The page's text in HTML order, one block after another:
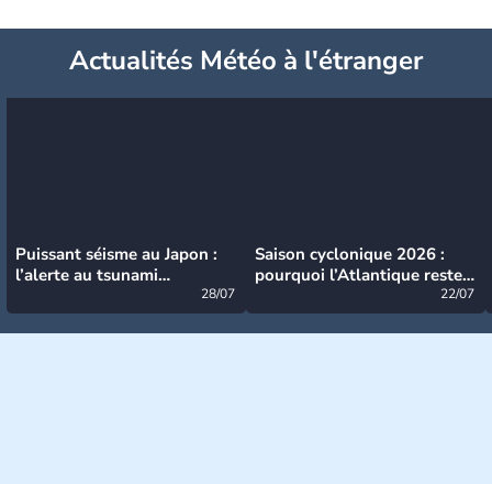
Actualités Météo à l'étranger
Puissant séisme au Japon :
l’alerte au tsunami
28/07
Saison cyclonique 2026 :
pourquoi l’Atlantique reste
22/07